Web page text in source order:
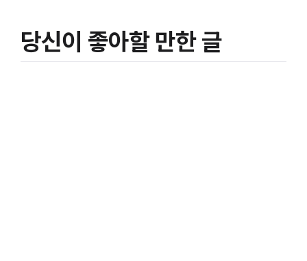
당신이 좋아할 만한 글